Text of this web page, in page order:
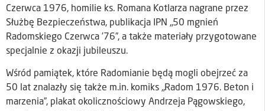
Czerwca 1976, homilie ks. Romana Kotlarza nagrane przez
Służbę Bezpieczeństwa, publikacja IPN „50 mgnień
Radomskiego Czerwca ’76”, a także materiały przygotowane
specjalnie z okazji jubileuszu.
Wśród pamiątek, które Radomianie będą mogli obejrzeć za
50 lat znalazły się także m.in. komiks „Radom 1976. Beton i
marzenia”, plakat okolicznościowy Andrzeja Pągowskiego,